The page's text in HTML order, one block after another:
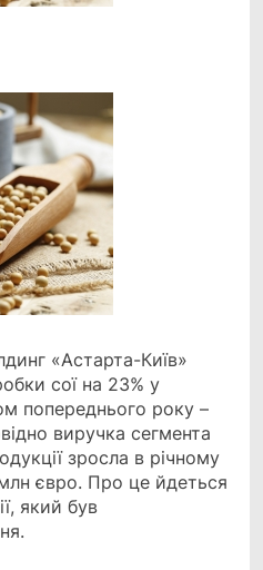
Link
«Астарта-Київ»
сої на 23% у
попереднього року –
виручка сегмента
зросла в річному
євро. Про це йдеться
який був